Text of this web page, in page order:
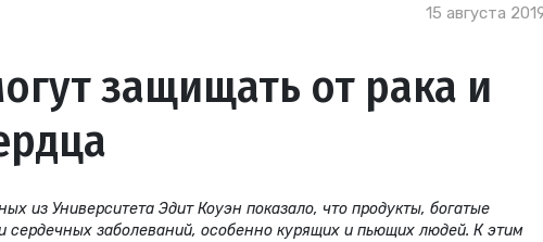
15 августа
защищать от рака и
из Университета Эдит Коуэн показало, что продукты, богатые
сердечных заболеваний, особенно курящих и пьющих людей. К этим